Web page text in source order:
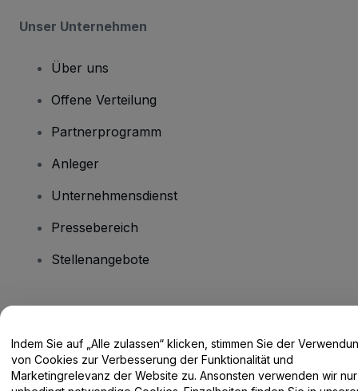
Unser Unternehmen
Über uns
Offene Verteilung
Partnerprogramm
Anleger
Unternehmensdienst
Pressebereich
Stellenangebote
Hilfe-Center / Kontakt
Indem Sie auf „Alle zulassen“ klicken, stimmen Sie der
von Cookies zur Verbesserung der Funktionalität und
Marketingrelevanz der Website zu. Ansonsten verwenden wir nur